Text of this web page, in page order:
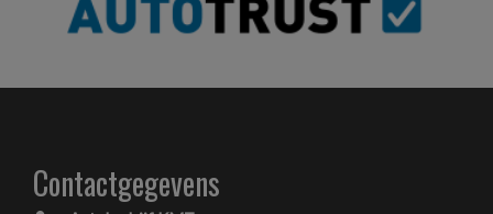
Contactgegevens